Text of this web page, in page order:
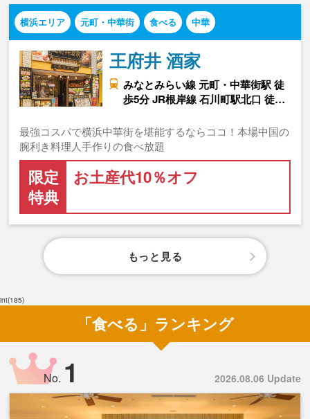
横浜エリア 元町・中華街 食べる 中華
王府井 酒家
みなとみらい線 元町・中華街駅 徒
歩5分 JR根岸線 石川町駅北口 徒…
最強コスパで横浜中華街を堪能するならココ！本場中国の
腕利き料理人手作りの食べ放題
限定
特典
お土産代10％オフ
もっと見る
int(185)
「食べる」ランキング
2026.08.06 Update
No. 1